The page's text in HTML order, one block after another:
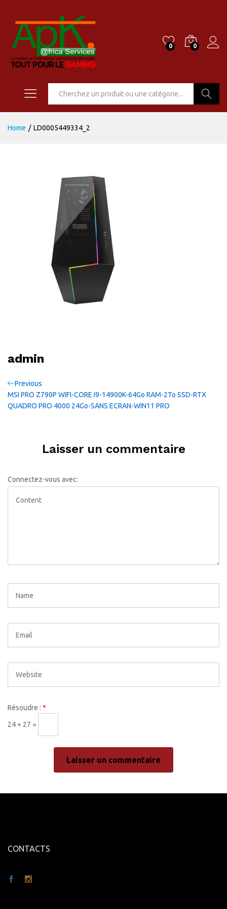
0 0
Home / LD0005449334_2
admin
Navigation
de
Previous
Post
Previous
MSI PRO Z790P WIFI-CORE I9-14900K-64Go RAM-2To SSD-RTX
QUADRO PRO 4000 24Go-SANS ECRAN-WIN11 PRO
Laisser un commentaire
Connectez-vous avec:
Résoudre : *
24 × 27 =
CONTACTS